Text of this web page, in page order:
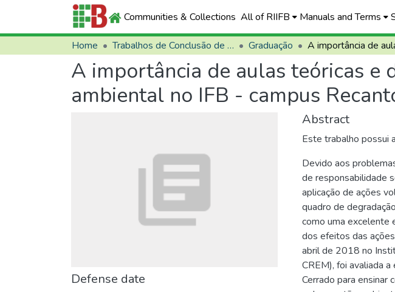
Communities & Collections All of RIIFB Manuals and Terms
Home Trabalhos de Conclusão de Curso (TCCs) Graduação
A importância de aulas teóricas e
ambiental no IFB - campus
Defense date
Abstract
Este trabalho possui
Devido aos
de responsabilidade
aplicação de ações
quadro de
como uma excelente
dos efeitos das
abril de 2018 no
CREM), foi avaliada
Cerrado para ensinar